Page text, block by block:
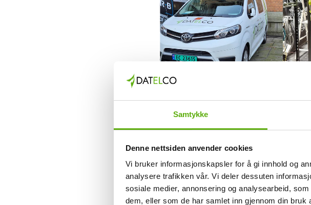
Samtykke
Denne nettsiden anvender cookies
Vi bruker informasjonskapsler for å gi innhold og
analysere trafikken vår. Vi deler dessuten
sosiale medier, annonsering og analysearbeid,
dem, eller som de har samlet inn gjennom din bruk
Andre spennende jobber: